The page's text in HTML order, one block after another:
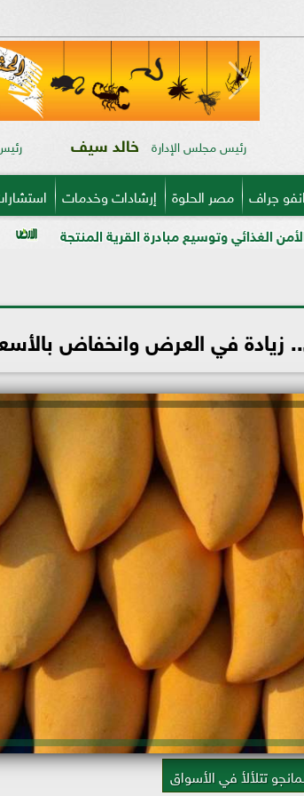
رئيس مجلس الإدارة خالد سيف
جراف مصر الحلوة إرشادات وخدمات
خسائر الفواكه القرية المنتجة
زيادة في العرض وانخفاض
تتلألأ في الأسواق